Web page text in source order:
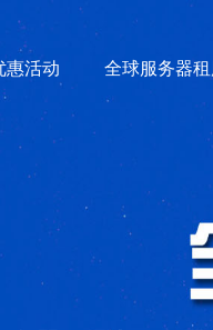
惠活动 全球服务器